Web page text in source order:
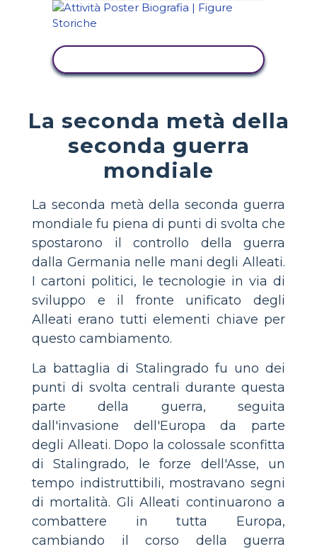
La seconda metà della
seconda guerra
mondiale
La seconda metà della seconda guerra
mondiale fu piena di punti di svolta che
spostarono il controllo della guerra
dalla Germania nelle mani degli Alleati.
I cartoni politici, le tecnologie in via di
sviluppo e il fronte unificato degli
Alleati erano tutti elementi chiave per
questo cambiamento.
La battaglia di Stalingrado fu uno dei
punti di svolta centrali durante questa
parte della guerra, seguita
dall'invasione dell'Europa da parte
degli Alleati. Dopo la colossale sconfitta
di Stalingrado, le forze dell'Asse, un
tempo indistruttibili, mostravano segni
di mortalità. Gli Alleati continuarono a
combattere in tutta Europa,
cambiando il corso della guerra